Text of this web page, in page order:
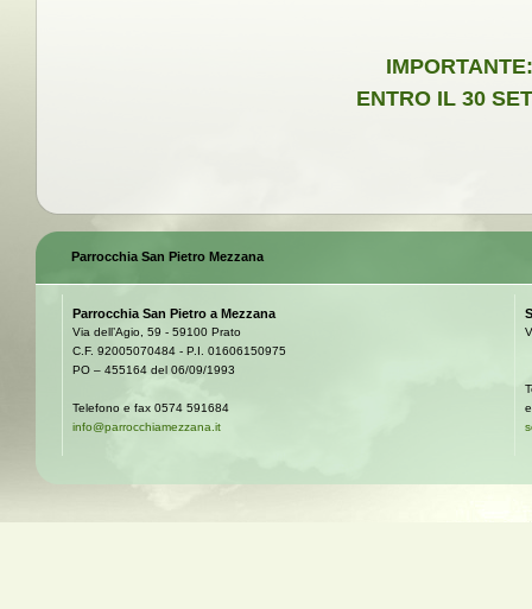
ENTRO
Parrocchia San Pietro Mezzana
Parrocchia San Pietro a Mezzana
Via dell’Agio, 59 - 59100 Prato
C.F. 92005070484 - P.I. 01606150975
PO – 455164 del 06/09/1993
Telefono e fax 0574 591684
info@parrocchiamezzana.it